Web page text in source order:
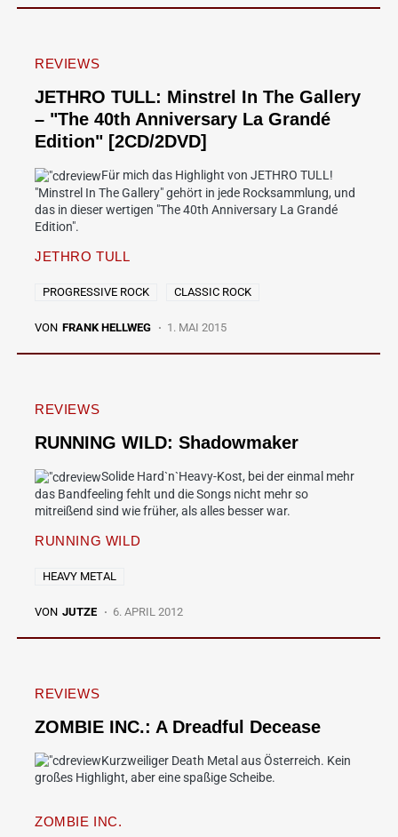
REVIEWS
JETHRO TULL: Minstrel In The Gallery
– "The 40th Anniversary La Grandé
Edition" [2CD/2DVD]
Für mich das Highlight von JETHRO TULL!
"Minstrel In The Gallery" gehört in jede Rocksammlung, und
das in dieser wertigen "The 40th Anniversary La Grandé
Edition".
JETHRO TULL
PROGRESSIVE ROCK CLASSIC ROCK
VON FRANK HELLWEG 1. MAI 2015
REVIEWS
RUNNING WILD: Shadowmaker
Solide Hard`n`Heavy-Kost, bei der einmal mehr
das Bandfeeling fehlt und die Songs nicht mehr so
mitreißend sind wie früher, als alles besser war.
RUNNING WILD
HEAVY METAL
VON JUTZE 6. APRIL 2012
REVIEWS
ZOMBIE INC.: A Dreadful Decease
Kurzweiliger Death Metal aus Österreich. Kein
großes Highlight, aber eine spaßige Scheibe.
ZOMBIE INC.